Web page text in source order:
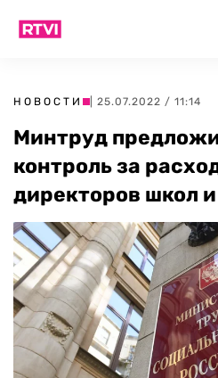
НОВОСТИ | 25.07.2022 / 11:14
Минтруд
контроль за
директоров школ